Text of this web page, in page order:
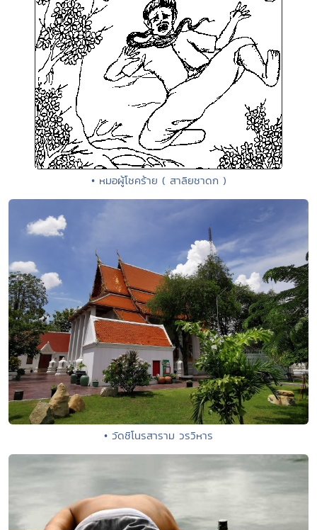
• หมอผู้โชคร้าย ( สาลิยชาดก )
• วัดชิโนรสาราม วรวิหาร